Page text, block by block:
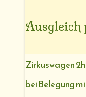
Ausgleich
Zirkuswagen
bei Belegung